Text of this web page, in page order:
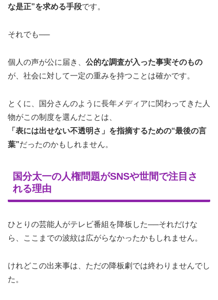
な是正”を求める手段です。
それでも──
個人の声が公に届き、 公的な調査が入った事実そのもの
が、社会に対して一定の重みを持つことは確かです。
とくに、国分さんのように長年メディアに関わってきた人
物がこの制度を選んだことは、
「表には出せない不透明さ」を指摘するための“最後の言
葉”だったのかもしれません。
国分太一の人権問題がSNSや世間で注目さ
れる理由
ひとりの芸能人がテレビ番組を降板した──それだけな
ら、ここまでの波紋は広がらなかったかもしれません。
けれどこの出来事は、ただの降板劇では終わりませんでし
た。